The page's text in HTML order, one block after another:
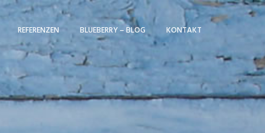
REFERENZEN BLUEBERRY – BLOG KONTAKT